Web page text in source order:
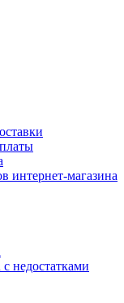
интернет-магазина
с недостатками